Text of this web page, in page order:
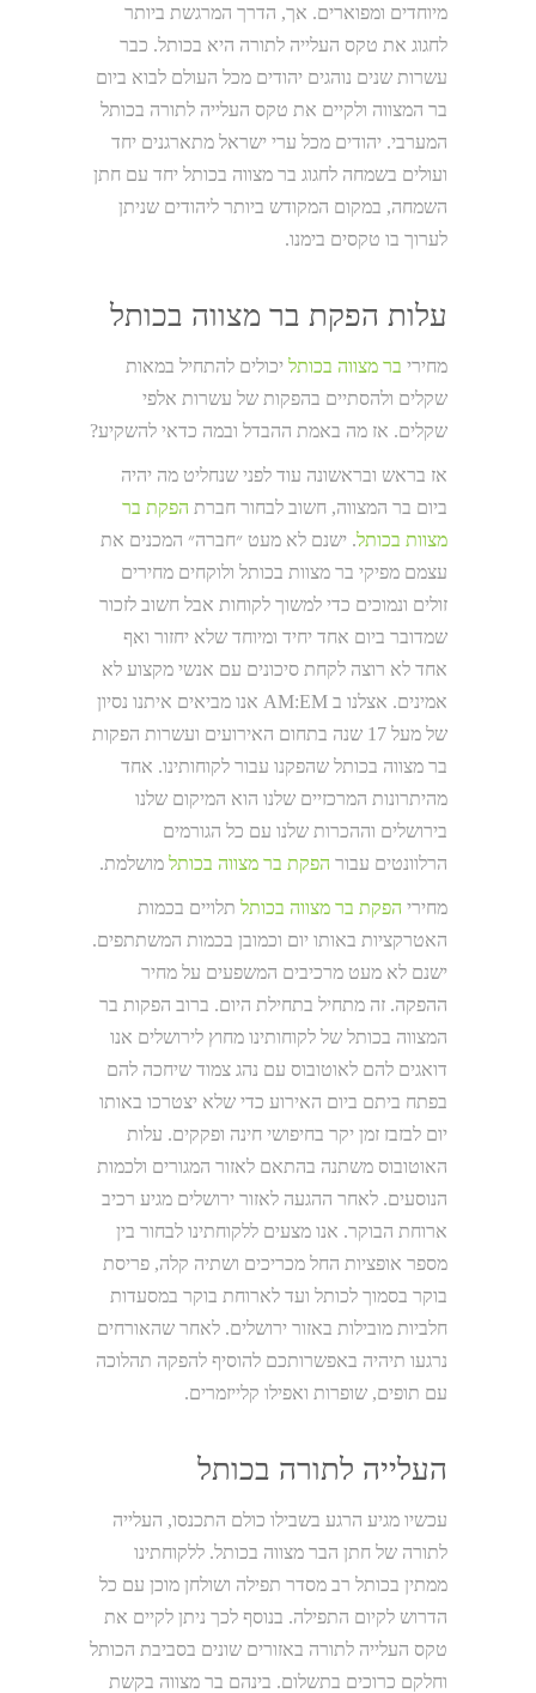
מיוחדים ומפוארים. אך, הדרך המרגשת ביותר
לחגוג את טקס העלייה לתורה היא בכותל. כבר
עשרות שנים נוהגים יהודים מכל העולם לבוא ביום
בר המצווה ולקיים את טקס העלייה לתורה בכותל
המערבי. יהודים מכל ערי ישראל מתארגנים יחד
ועולים בשמחה לחגוג בר מצווה בכותל יחד עם חתן
השמחה, במקום המקודש ביותר ליהודים שניתן
לערוך בו טקסים בימנו.
עלות הפקת בר מצווה בכותל
מחירי בר מצווה בכותל יכולים להתחיל במאות
שקלים ולהסתיים בהפקות של עשרות אלפי
שקלים. אז מה באמת ההבדל ובמה כדאי להשקיע?
אז בראש ובראשונה עוד לפני שנחליט מה יהיה
ביום בר המצווה, חשוב לבחור חברת הפקת בר
מצוות בכותל. ישנם לא מעט ״חברה״ המכנים את
עצמם מפיקי בר מצוות בכותל ולוקחים מחירים
זולים ונמוכים כדי למשוך לקוחות אבל חשוב לזכור
שמדובר ביום אחד יחיד ומיוחד שלא יחזור ואף
אחד לא רוצה לקחת סיכונים עם אנשי מקצוע לא
אמינים. אצלנו ב AM:EM אנו מביאים איתנו נסיון
של מעל 17 שנה בתחום האירועים ועשרות הפקות
בר מצווה בכותל שהפקנו עבור לקוחותינו. אחד
מהיתרונות המרכזיים שלנו הוא המיקום שלנו
בירושלים וההכרות שלנו עם כל הגורמים
הרלוונטים עבור הפקת בר מצווה בכותל מושלמת.
מחירי הפקת בר מצווה בכותל תלויים בכמות
האטרקציות באותו יום וכמובן בכמות המשתתפים.
ישנם לא מעט מרכיבים המשפעים על מחיר
ההפקה. זה מתחיל בתחילת היום. ברוב הפקות בר
המצווה בכותל של לקוחותינו מחוץ לירושלים אנו
דואגים להם לאוטובוס עם נהג צמוד שיחכה להם
בפתח ביתם ביום האירוע כדי שלא יצטרכו באותו
יום לבזבז זמן יקר בחיפושי חינה ופקקים. עלות
האוטובוס משתנה בהתאם לאזור המגורים ולכמות
הנוסעים. לאחר ההגעה לאזור ירושלים מגיע רכיב
ארוחת הבוקר. אנו מצעים ללקוחתינו לבחור בין
מספר אופציות החל מכריכים ושתיה קלה, פריסת
בוקר בסמוך לכותל ועד לארוחת בוקר במסעדות
חלביות מובילות באזור ירושלים. לאחר שהאורחים
נרגעו תיהיה באפשרותכם להוסיף להפקה תהלוכה
עם תופים, שופרות ואפילו קלייזמרים.
העלייה לתורה בכותל
עכשיו מגיע הרגע בשבילו כולם התכנסו, העלייה
לתורה של חתן הבר מצווה בכותל. ללקוחתינו
ממתין בכותל רב מסדר תפילה ושולחן מוכן עם כל
הדרוש לקיום התפילה. בנוסף לכך ניתן לקיים את
טקס העלייה לתורה באזורים שונים בסביבת הכותל
וחלקם כרוכים בתשלום. בינהם בר מצווה בקשת